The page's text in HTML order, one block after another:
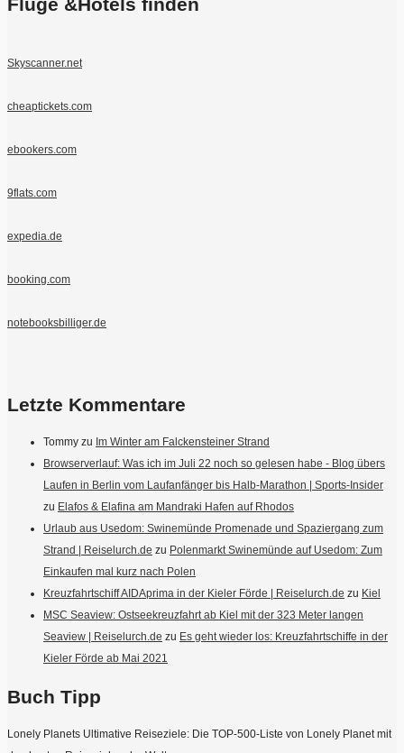
Skyscanner.net
cheaptickets.com
ebookers.com
9flats.com
expedia.de
booking.com
notebooksbilliger.de
Letzte Kommentare
Tommy zu Im Winter am Falckensteiner Strand
Browserverlauf: Was ich im Juli 22 noch so gelesen habe - Blog übers
Laufen in Berlin vom Laufanfänger bis Halb-Marathon | Sports-Insider
zu Elafos & Elafina am Mandraki Hafen auf Rhodos
Urlaub aus Usedom: Swinemünde Promenade und Spaziergang zum
Strand | Reiselurch.de zu Polenmarkt Swinemünde auf Usedom: Zum
Einkaufen mal kurz nach Polen
Kreuzfahrtschiff AIDAprima in der Kieler Förde | Reiselurch.de zu Kiel
MSC Seaview: Ostseekreuzfahrt ab Kiel mit der 323 Meter langen
Seaview | Reiselurch.de zu Es geht wieder los: Kreuzfahrtschiffe in der
Kieler Förde ab Mai 2021
Buch Tipp
Lonely Planets Ultimative Reiseziele: Die TOP-500-Liste von Lonely Planet mit